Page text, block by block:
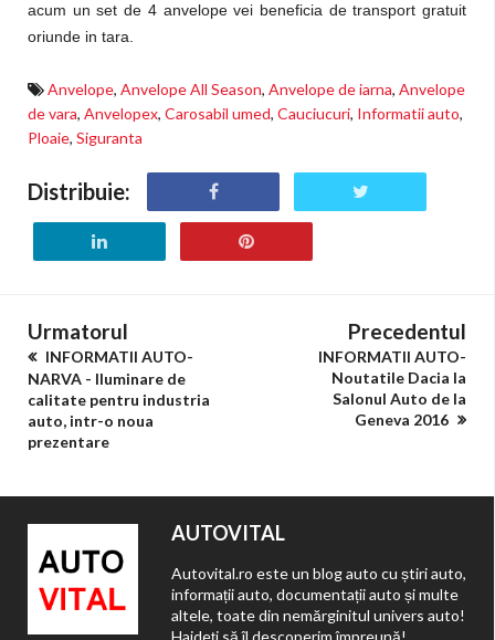
acum un set de 4 anvelope vei beneficia de transport gratuit
oriunde in tara.
Anvelope, Anvelope All Season, Anvelope de iarna, Anvelope
de vara, Anvelopex, Carosabil umed, Cauciucuri, Informatii auto,
Ploaie, Siguranta
Distribuie:
Urmatorul
INFORMATII AUTO-
NARVA - Iluminare de
calitate pentru industria
auto, intr-o noua
prezentare
Precedentul
INFORMATII AUTO-
Noutatile Dacia la
Salonul Auto de la
Geneva 2016
AUTOVITAL
Autovital.ro este un blog auto cu știri auto,
informații auto, documentații auto și multe
altele, toate din nemărginitul univers auto!
Haideți să îl descoperim împreună!